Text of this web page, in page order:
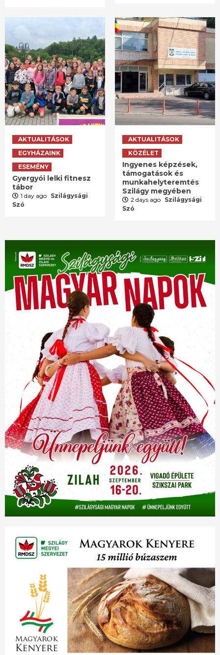
AKTUALITÁSOK
EGYHÁZAINK
ESEMÉNY
Gyergyói lelki fitnesz
tábor
1 day ago Szilágysági
Szó
AKTUALITÁSOK
KÖZÉLET
Ingyenes képzések,
támogatások és
munkahelyteremtés
Szilágy megyében
2 days ago Szilágysági
Szó